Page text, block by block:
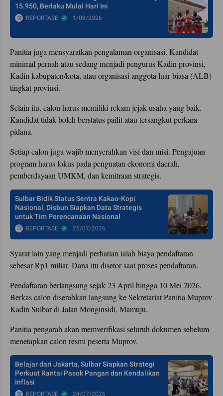
15.950, Berlaku Mulai Hari Ini
REPORTASE 1/08/2026
Panitia juga mensyaratkan pengalaman organisasi. Kandidat
minimal pernah atau sedang menjadi pengurus Kadin provinsi,
Kadin kabupaten/kota, atau organisasi anggota luar biasa (ALB)
tingkat provinsi.
Selain itu, calon harus memiliki rekam jejak usaha yang baik.
Kandidat tidak boleh berstatus pailit atau tersangkut perkara
pidana.
Setiap calon juga wajib menyerahkan visi dan misi. Pengajuan
program harus fokus pada penguatan ekonomi daerah,
pemberdayaan UMKM, dan kemitraan strategis.
Sulbar Bidik Status Sentra Kakao-Kopi
Nasional, Disbun Siapkan Data Strategis
untuk Tim Perencanaan Nasional
REPORTASE 25/07/2026
Syarat lain yang menjadi perhatian ialah biaya pendaftaran
sebesar Rp1 miliar. Dana itu disetor saat proses pendaftaran.
Pendaftaran berlangsung sejak 23 April hingga 10 Mei 2026.
Berkas calon diserahkan langsung ke Sekretariat Panitia Muprov
Kadin Sulbar di Jalan Monginsidi, Mamuju.
Panitia pengarah akan memverifikasi seluruh dokumen sebelum
menetapkan calon resmi peserta Muprov.
Belajar dari Jakarta, Sulbar Siapkan Strategi
Perkuat Rantai Pasok Pangan dan Kendalikan
Inflasi
REPORTASE 24/07/2026